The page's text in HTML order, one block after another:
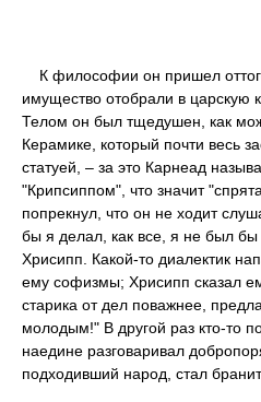
К философии он пришел
имущество отобрали в царскую
Телом он был тщедушен, как
Керамике, который почти весь
статуей, – за это Карнеад
"Крипсиппом", что значит
попрекнул, что он не ходит
бы я делал, как все, я не был
Хрисипп. Какой-то диалектик
ему софизмы; Хрисипп сказал
старика от дел поважнее,
молодым!" В другой раз кто-то
наедине разговаривал
подходивший народ, стал